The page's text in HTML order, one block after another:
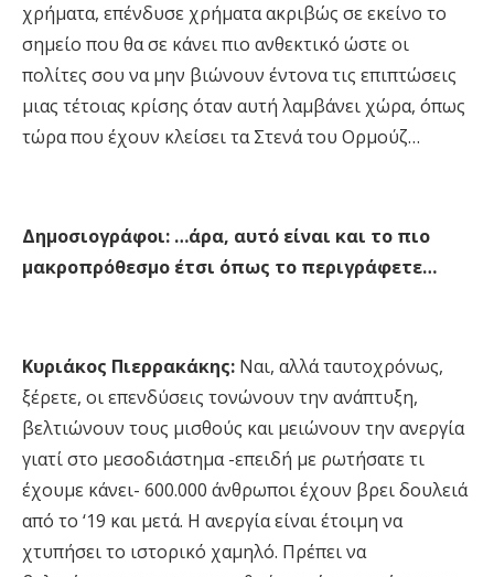
χρήματα, επένδυσε χρήματα ακριβώς σε εκείνο το
σημείο που θα σε κάνει πιο ανθεκτικό ώστε οι
πολίτες σου να μην βιώνουν έντονα τις επιπτώσεις
μιας τέτοιας κρίσης όταν αυτή λαμβάνει χώρα, όπως
τώρα που έχουν κλείσει τα Στενά του Ορμούζ…
Δημοσιογράφοι: …άρα, αυτό είναι και το πιο
μακροπρόθεσμο έτσι όπως το περιγράφετε…
Κυριάκος Πιερρακάκης: Ναι, αλλά ταυτοχρόνως,
ξέρετε, οι επενδύσεις τονώνουν την ανάπτυξη,
βελτιώνουν τους μισθούς και μειώνουν την ανεργία
γιατί στο μεσοδιάστημα -επειδή με ρωτήσατε τι
έχουμε κάνει- 600.000 άνθρωποι έχουν βρει δουλειά
από το ‘19 και μετά. Η ανεργία είναι έτοιμη να
χτυπήσει το ιστορικό χαμηλό. Πρέπει να